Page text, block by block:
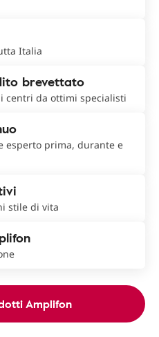
Italia
brevettato
centri da ottimi specialisti
esperto prima, durante e
stile di vita
Amplifon